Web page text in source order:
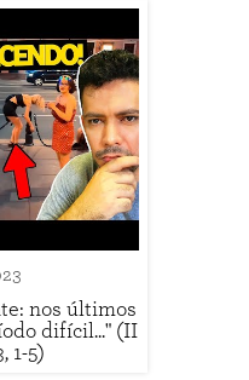
nos últimos
difícil..." (II
1-5)